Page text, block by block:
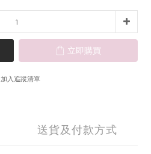
立即購買
加入追蹤清單
送貨及付款方式